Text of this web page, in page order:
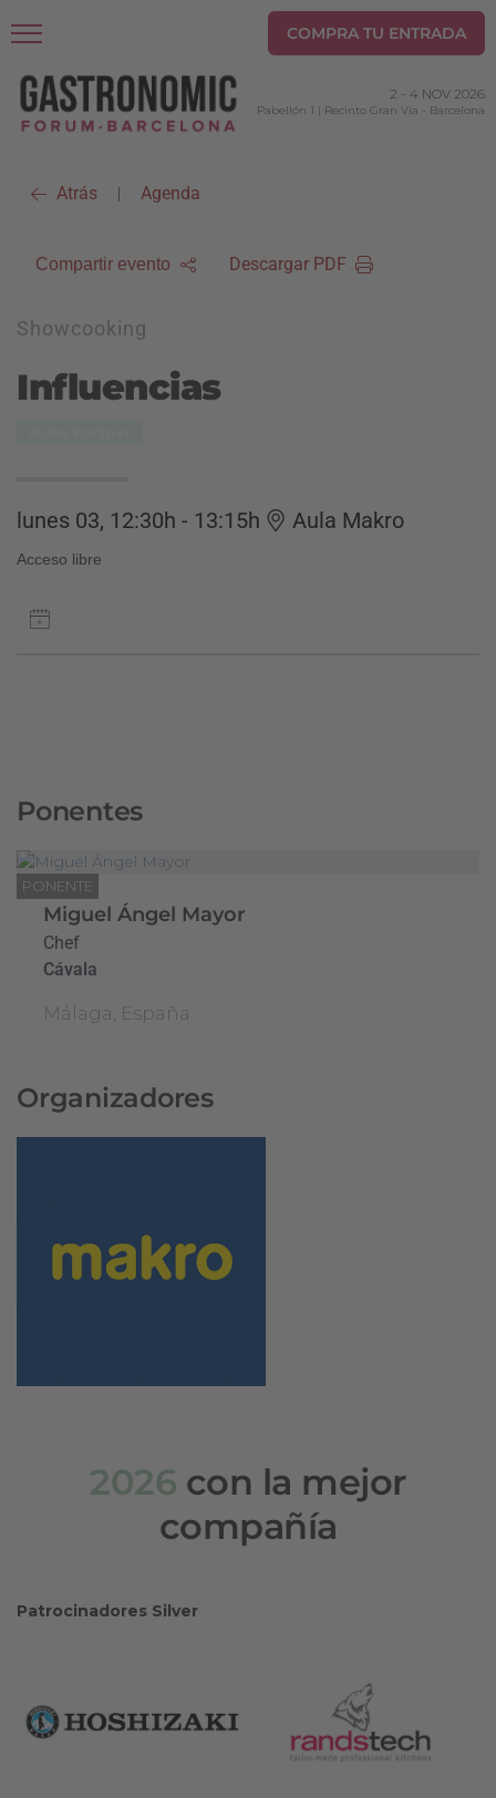
COMPRA TU ENTRADA
2 - 4 NOV 2026
Pabellón 1 | Recinto Gran Via - Barcelona
Atrás | Agenda
Compartir evento Descargar PDF
Showcooking
Influencias
lunes 03, 12:30h - 13:15h Aula Makro
Acceso libre
Ponentes
PONENTE
Miguel Ángel Mayor
Chef
Cávala
Málaga, España
Organizadores
2026 con la mejor
compañía
Patrocinadores Silver